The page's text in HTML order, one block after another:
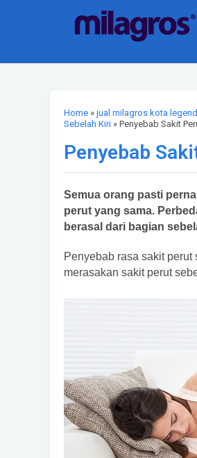
Home » jual milagros kota
Sebelah Kiri » Penyebab Sakit
Penyebab
Semua orang pasti
perut yang sama.
berasal dari bagian
Penyebab rasa sakit
merasakan sakit perut